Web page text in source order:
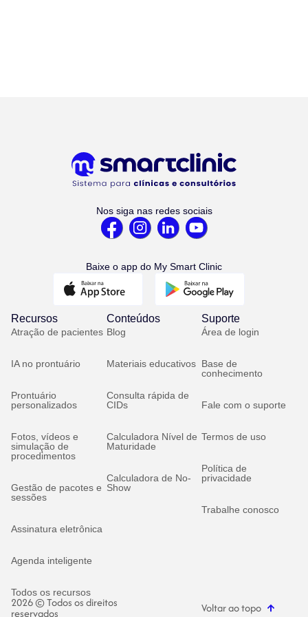
Nos siga nas redes sociais
Baixe o app do My Smart Clinic
Recursos
Atração de pacientes
IA no prontuário
Prontuário
personalizados
Fotos, vídeos e
simulação de
procedimentos
Gestão de pacotes e
sessões
Assinatura eletrônica
Agenda inteligente
Todos os recursos
Conteúdos
Blog
Materiais educativos
Consulta rápida de
CIDs
Calculadora Nível de
Maturidade
Calculadora de No-
Show
Suporte
Área de login
Base de
conhecimento
Fale com o suporte
Termos de uso
Política de
privacidade
Trabalhe conosco
2026 © Todos os direitos
reservados Voltar ao topo